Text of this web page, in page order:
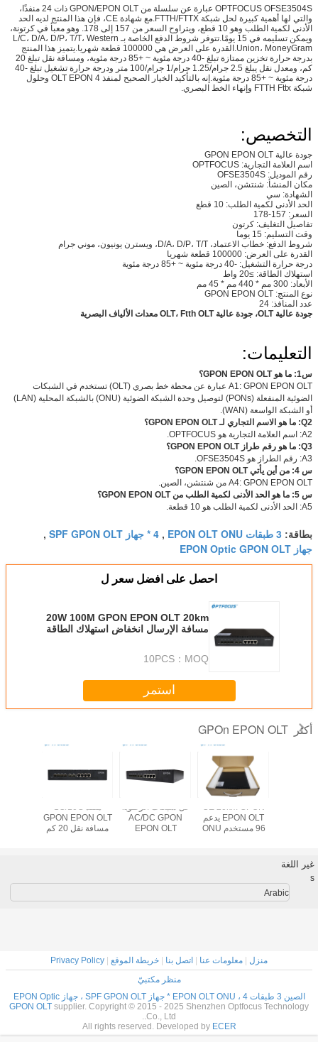
OPTFOCUS OFSE3504S عبارة عن سلسلة من GPON/EPON OLT ذات 24 منفذًا،
والتي لها أهمية كبيرة لحل شبكة FTTH/FTTX.مع شهادة CE، فإن هذا المنتج لديه الحد
الأدنى لكمية الطلب وهو 10 قطع، ويتراوح السعر من 157 إلى 178. وهو معبأ في كرتونة،
ويمكن تسليمه في 15 يومًا.تتوفر شروط الدفع الخاصة بـ L/C، D/A، D/P، T/T، Western
Union، MoneyGram.القدرة على العرض هي 100000 قطعة شهريا.يتميز هذا المنتج
بدرجة حرارة تخزين ممتازة تبلغ -40 درجة مئوية ~ +85 درجة مئوية، ومسافة نقل تبلغ 20
كم، ومعدل نقل يبلغ 2.5 جرام/1.25 جرام/1 جرام/100 متر ودرجة حرارة تشغيل تبلغ -40
درجة مئوية ~ +85 درجة مئوية.إنه بالتأكيد الخيار الصحيح لمنفذ OLT EPON 4 وحلول
شبكة FTTH Fttx وإنهاء الخط البصري.
التخصيص:
جودة عالية GPON EPON OLT
اسم العلامة التجارية: OPTFOCUS
رقم الموديل: OFSE3504S
مكان المنشأ: شنتشن، الصين
الشهادة: سي
الحد الأدنى لكمية الطلب: 10 قطع
السعر: 157-178
تفاصيل التغليف: كرتون
وقت التسليم: 15 يوما
شروط الدفع: خطاب الاعتماد، D/A، D/P، T/T، ويسترن يونيون، موني جرام
القدرة على العرض: 100000 قطعة شهريا
درجة حرارة التشغيل: -40 درجة مئوية ~ +85 درجة مئوية
استهلاك الطاقة: ≥20 واط
الأبعاد: 300 مم * 440 مم * 45 مم
نوع المنتج: GPON EPON OLT
عدد المنافذ: 24
جودة عالية OLT، جودة عالية OLT، Ftth OLT معدات الألياف البصرية
التعليمات:
س1: ما هو GPON EPON OLT؟
A1: GPON EPON OLT عبارة عن محطة خط بصري (OLT) تستخدم في الشبكات
الضوئية المنفعلة (PONs) لتوصيل وحدة الشبكة الضوئية (ONU) بالشبكة المحلية (LAN)
أو الشبكة الواسعة (WAN).
Q2: ما هو الاسم التجاري لـ GPON EPON OLT؟
A2: اسم العلامة التجارية هو OPTFOCUS.
Q3: ما هو رقم طراز GPON EPON OLT؟
A3: رقم الطراز هو OFSE3504S.
س 4: من أين يأتي GPON EPON OLT؟
A4: GPON EPON OLT من شنتشن، الصين.
س 5: ما هو الحد الأدنى لكمية الطلب من GPON EPON OLT؟
A5: الحد الأدنى لكمية الطلب هو 10 قطعة.
بطاقة: 3 طبقات EPON OLT ONU , 4 * جهاز SPF GPON OLT ,
جهاز EPON Optic GPON OLT
احصل على افضل سعر ل
20W 100M GPON EPON OLT 20km
مسافة الإرسال انخفاض استهلاك الطاقة
MOQ：
10PCS
استمر
أكثر GPOn EPON OLT
منفذ 1G/10G
GPON EPON OLT
مسافة نقل 20 كم
حل شبكات الرطوبة
AC/DC GPON
EPON OLT
CE 20km GPON
EPON OLT يدعم
96 مستخدم ONU
غير اللغة
s
Arabic
منزل | معلومات عنا | اتصل بنا | خريطة الموقع |
Privacy Policy
منظر مكتبيّ
الصين 3 طبقات EPON OLT ONU ، 4 * جهاز SPF GPON OLT ، جهاز EPON Optic
GPON OLT supplier. Copyright © 2015 - 2025 Shenzhen Optfocus Technology
Co., Ltd..
All rights reserved. Developed by ECER